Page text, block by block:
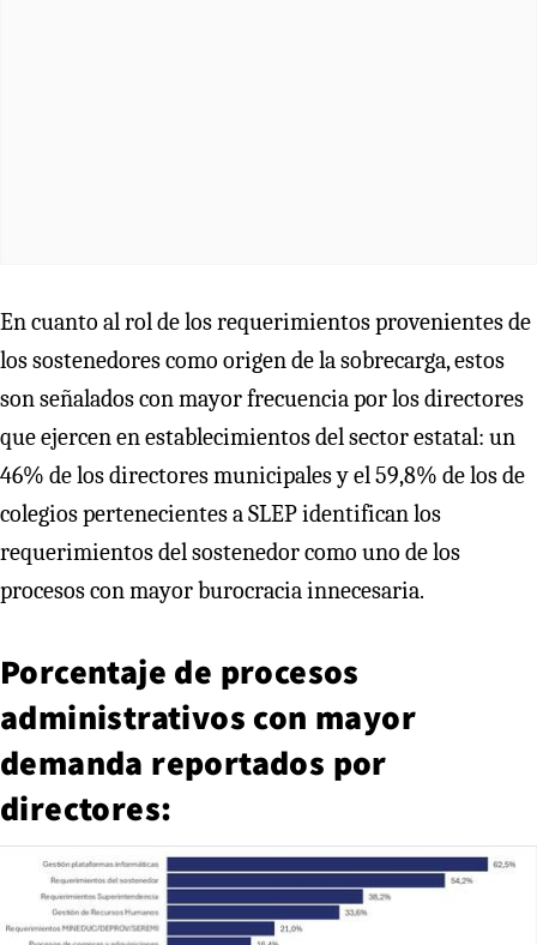
En cuanto al rol de los requerimientos provenientes de
los sostenedores como origen de la sobrecarga, estos
son señalados con mayor frecuencia por los directores
que ejercen en establecimientos del sector estatal: un
46% de los directores municipales y el 59,8% de los de
colegios pertenecientes a SLEP identifican los
requerimientos del sostenedor como uno de los
procesos con mayor burocracia innecesaria.
Porcentaje de procesos
administrativos con mayor
demanda reportados por
directores: